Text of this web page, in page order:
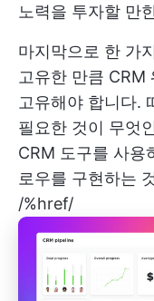
노력을 투자할 만
마지막으로 한 가
고유한 만큼 CRM
고유해야 합니다.
필요한 것이 무엇
CRM 도구를 사용
로우를 구현하는
/%href/